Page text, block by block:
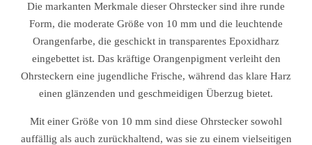
Die markanten Merkmale dieser Ohrstecker sind ihre runde
Form, die moderate Größe von 10 mm und die leuchtende
Orangenfarbe, die geschickt in transparentes Epoxidharz
eingebettet ist. Das kräftige Orangenpigment verleiht den
Ohrsteckern eine jugendliche Frische, während das klare Harz
einen glänzenden und geschmeidigen Überzug bietet.
Mit einer Größe von 10 mm sind diese Ohrstecker sowohl
auffällig als auch zurückhaltend, was sie zu einem vielseitigen